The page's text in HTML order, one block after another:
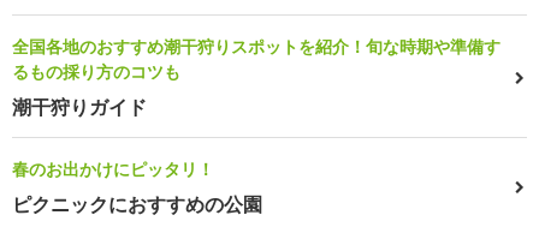
全国各地のおすすめ潮干狩りスポットを紹介！旬な時期や準備す
るもの採り方のコツも
潮干狩りガイド
春のお出かけにピッタリ！
ピクニックにおすすめの公園